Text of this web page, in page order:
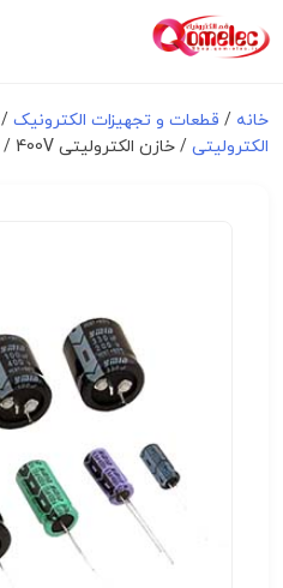
خانه / قطعات و تجهیزات الکترونیک/
الکترولیتی / خازن الکترولیتی 680uF / 400V